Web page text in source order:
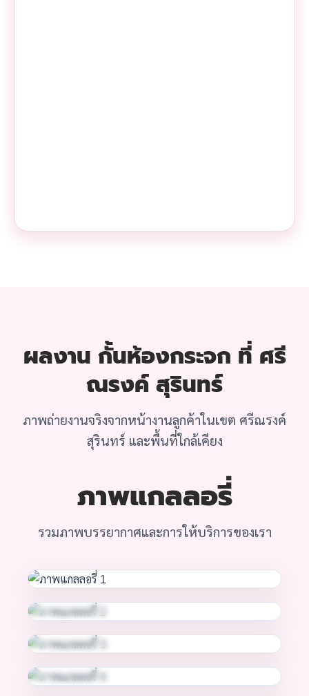
ผลงาน กั้นห้องกระจก ที่ ศรี
ณรงค์ สุรินทร์
ภาพถ่ายงานจริงจากหน้างานลูกค้าในเขต ศรีณรงค์
สุรินทร์ และพื้นที่ใกล้เคียง
ภาพแกลลอรี่
รวมภาพบรรยากาศและการให้บริการของเรา